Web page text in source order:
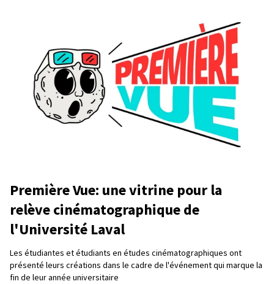
Première Vue: une vitrine pour la
relève cinématographique de
l'Université Laval
Les étudiantes et étudiants en études cinématographiques ont
présenté leurs créations dans le cadre de l'événement qui marque la
fin de leur année universitaire